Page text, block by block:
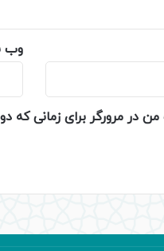
وب‌
در مرورگر برای زمانی که